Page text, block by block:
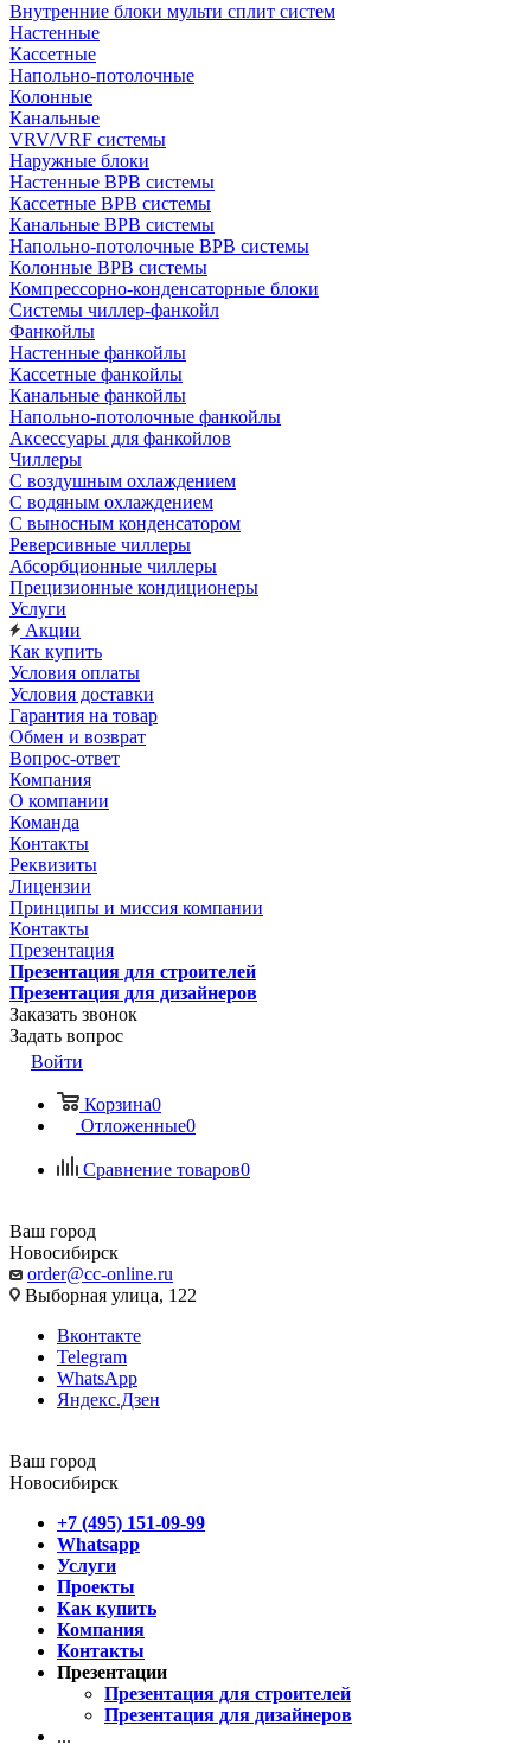
Внутренние блоки мульти сплит систем
Настенные
Кассетные
Напольно-потолочные
Колонные
Канальные
VRV/VRF системы
Наружные блоки
Настенные ВРВ системы
Кассетные ВРВ системы
Канальные ВРВ системы
Напольно-потолочные ВРВ системы
Колонные ВРВ системы
Компрессорно-конденсаторные блоки
Системы чиллер-фанкойл
Фанкойлы
Настенные фанкойлы
Кассетные фанкойлы
Канальные фанкойлы
Напольно-потолочные фанкойлы
Аксессуары для фанкойлов
Чиллеры
С воздушным охлаждением
С водяным охлаждением
С выносным конденсатором
Реверсивные чиллеры
Абсорбционные чиллеры
Прецизионные кондиционеры
Услуги
Акции
Как купить
Условия оплаты
Условия доставки
Гарантия на товар
Обмен и возврат
Вопрос-ответ
Компания
О компании
Команда
Контакты
Реквизиты
Лицензии
Принципы и миссия компании
Контакты
Презентация
Презентация для строителей
Презентация для дизайнеров
Заказать звонок
Задать вопрос
Войти
Корзина0
Отложенные0
Сравнение товаров0
Ваш город
Новосибирск
order@cc-online.ru
Выборная улица, 122
Вконтакте
Telegram
WhatsApp
Яндекс.Дзен
Ваш город
Новосибирск
+7 (495) 151-09-99
Whatsapp
Услуги
Проекты
Как купить
Компания
Контакты
Презентации
Презентация для строителей
Презентация для дизайнеров
...